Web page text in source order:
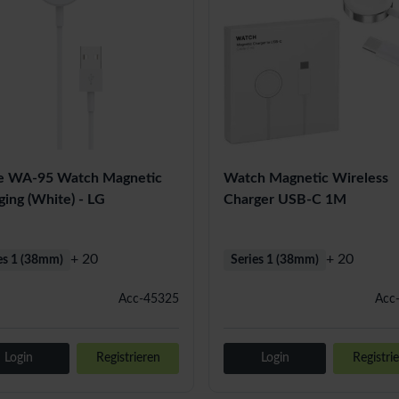
WA-95 Watch Magnetic
(White) - LG
Acc-45325
1 (38mm) + 20
Login Registrieren
Watch Magnetic Wireless
Charger USB-C 1M
Series 1 (38mm) + 20
Login